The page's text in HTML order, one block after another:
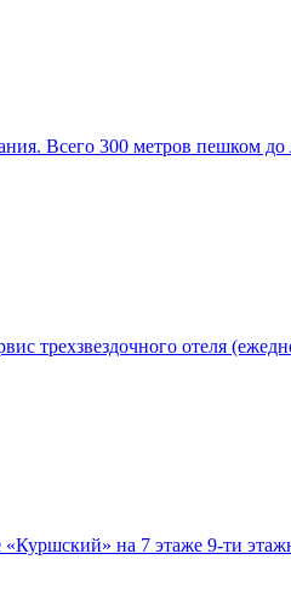
Всего 300 метров пешком
трехзвездочного отеля
на 7 этаже 9-ти